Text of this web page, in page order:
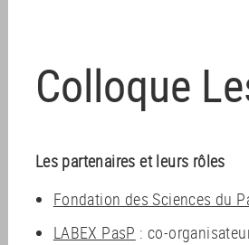
Colloque
Les partenaires et leurs rôles
Fondation des Sciences du
LABEX PasP : co-